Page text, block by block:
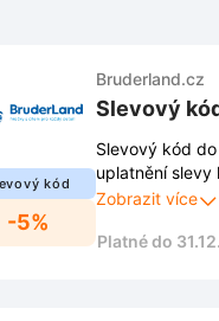
kód
-5%
Bruderland.cz
Slevový
Slevový kód
uplatnění slevy
spodním rohu
Zobrazit více
Platné do